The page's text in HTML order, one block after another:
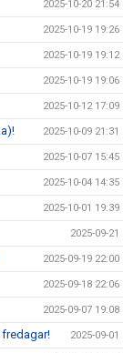
2025-10-20 21:54
2025-10-19 19:26
2025-10-19 19:12
2025-10-19 19:06
2025-10-12 17:09
2025-10-09 21:31
2025-10-07 15:45
2025-10-04 14:35
2025-10-01 19:39
2025-09-21
2025-09-19 22:00
2025-09-18 22:06
2025-09-07 19:08
2025-09-01